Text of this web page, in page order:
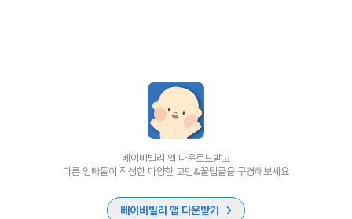
베이비빌리 앱 다운로드받고
다른 엄빠들이 작성한 다양한 고민&꿀팁글을 구경해보세요
베이비빌리 앱 다운받기